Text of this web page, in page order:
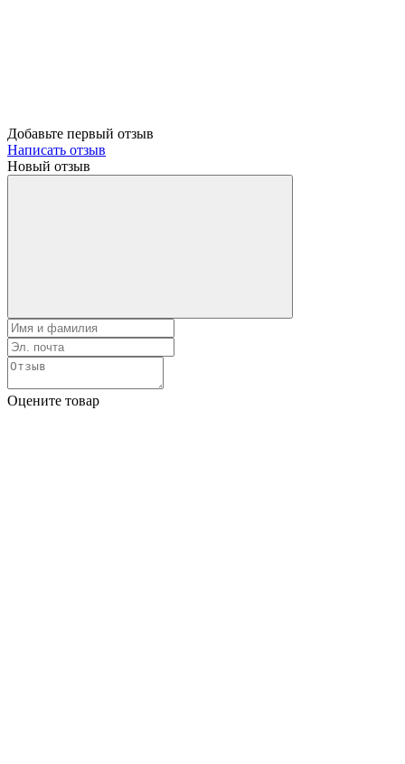
Добавьте первый отзыв
Написать отзыв
Новый отзыв
Оцените товар